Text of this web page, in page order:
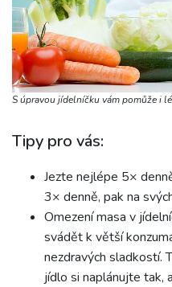
S úpravou jídelníčku vám pomůže i
Tipy pro vás:
Jezte nejlépe 5×
3× denně, pak na
Omezení masa v
svádět k větší
nezdravých sladkostí.
jídlo si naplánujte tak,